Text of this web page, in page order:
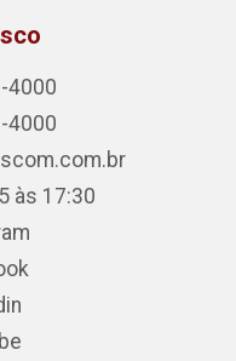
4000
4000
às 17:30